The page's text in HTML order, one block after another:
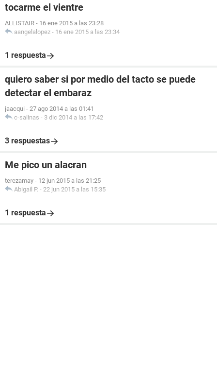
tocarme el vientre
ALLISTAIR - 16 ene 2015 a las 23:28
aangelalopez - 16 ene 2015 a las 23:34
1 respuesta
quiero saber si por medio del tacto se puede
detectar el embaraz
jaacqui - 27 ago 2014 a las 01:41
c-salinas - 3 dic 2014 a las 17:42
3 respuestas
Me pico un alacran
terezamay - 12 jun 2015 a las 21:25
Abigail P. - 22 jun 2015 a las 15:35
1 respuesta